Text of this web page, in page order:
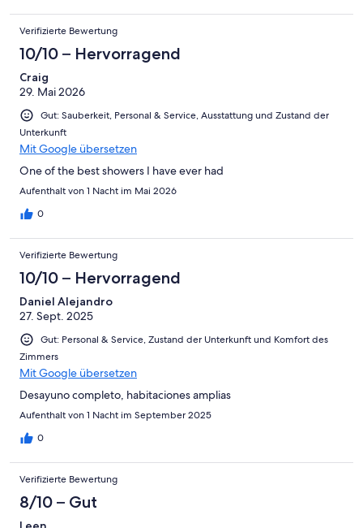
Verifizierte Bewertung
10/10 – Hervorragend
Craig
29. Mai 2026
Gut: Sauberkeit, Personal & Service, Ausstattung und Zustand der
Unterkunft
Mit Google übersetzen
One of the best showers I have ever had
Aufenthalt von 1 Nacht im Mai 2026
0
Verifizierte Bewertung
10/10 – Hervorragend
Daniel Alejandro
27. Sept. 2025
Gut: Personal & Service, Zustand der Unterkunft und Komfort des
Zimmers
Mit Google übersetzen
Desayuno completo, habitaciones amplias
Aufenthalt von 1 Nacht im September 2025
0
Verifizierte Bewertung
8/10 – Gut